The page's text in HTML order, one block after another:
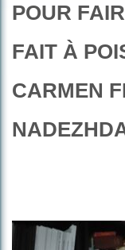
POUR
FAIT À
CARMEN